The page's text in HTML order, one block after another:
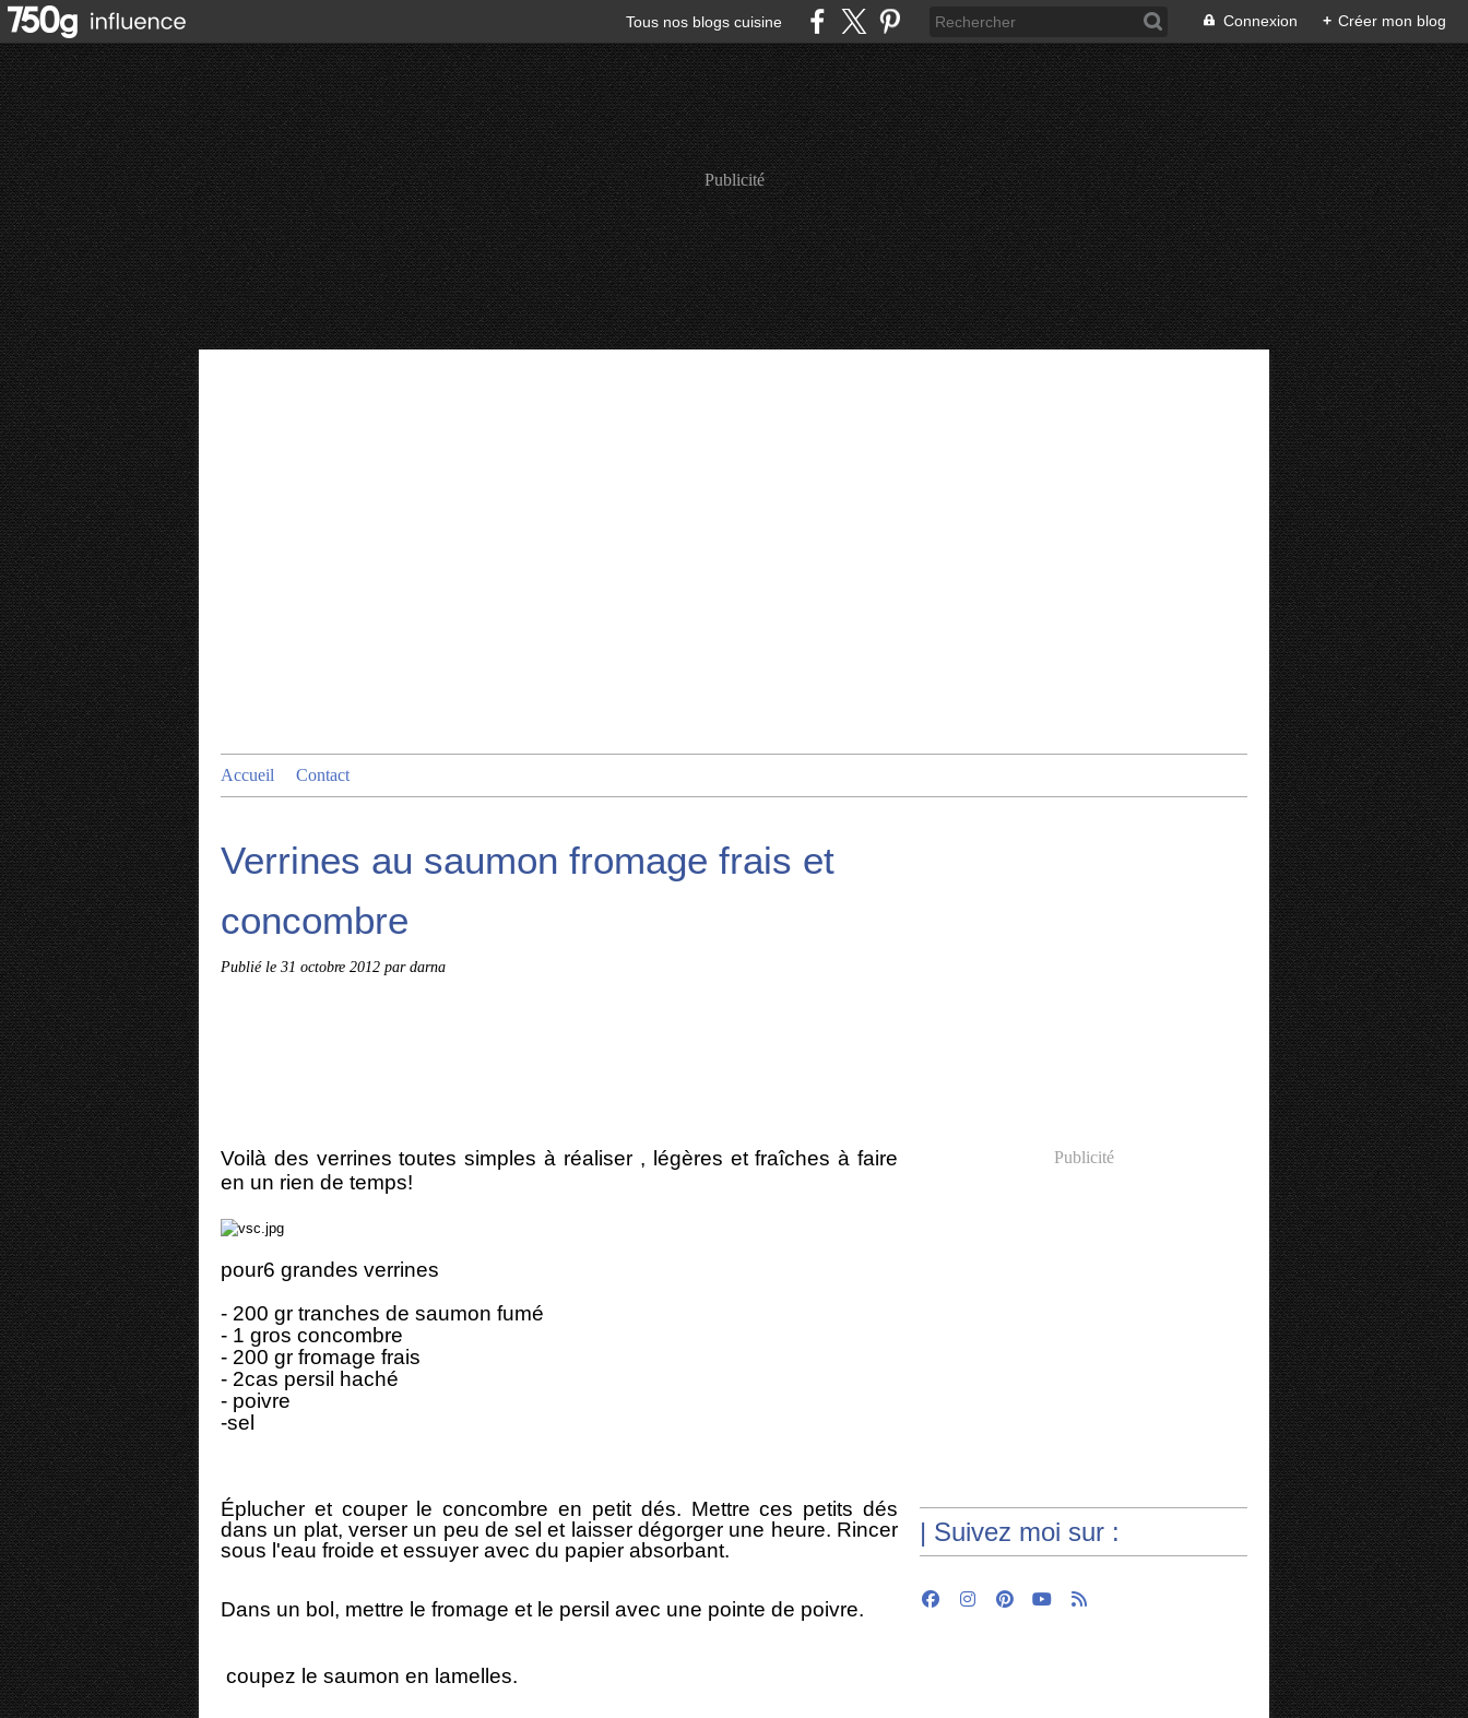
Tous nos blogs cuisine Connexion + Créer mon blog
Publicité
Accueil Contact
Verrines au saumon fromage frais et
concombre
Publié le 31 octobre 2012 par darna
Voilà des verrines toutes simples à réaliser , légères et fraîches à faire
en un rien de temps!
pour6 grandes verrines
- 200 gr tranches de saumon fumé
- 1 gros concombre
- 200 gr fromage frais
- 2cas persil haché
- poivre
-sel
Éplucher et couper le concombre en petit dés. Mettre ces petits dés
dans un plat, verser un peu de sel et laisser dégorger une heure. Rincer
sous l'eau froide et essuyer avec du papier absorbant.
Dans un bol, mettre le fromage et le persil avec une pointe de poivre.
coupez le saumon en lamelles.
Publicité
| Suivez moi sur :